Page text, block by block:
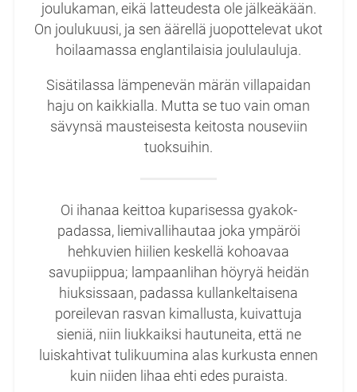
joulukaman, eikä latteudesta ole jälkeäkään.
On joulukuusi, ja sen äärellä juopottelevat ukot
hoilaamassa englantilaisia joululauluja.
Sisätilassa lämpenevän märän villapaidan
haju on kaikkialla. Mutta se tuo vain oman
sävynsä mausteisesta keitosta nouseviin
tuoksuihin.
Oi ihanaa keittoa kuparisessa gyakok-
padassa, liemivallihautaa joka ympäröi
hehkuvien hiilien keskellä kohoavaa
savupiippua; lampaanlihan höyryä heidän
hiuksissaan, padassa kullankeltaisena
poreilevan rasvan kimallusta, kuivattuja
sieniä, niin liukkaiksi hautuneita, että ne
luiskahtivat tulikuumina alas kurkusta ennen
kuin niiden lihaa ehti edes puraista.